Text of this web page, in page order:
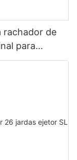
rachador de
para